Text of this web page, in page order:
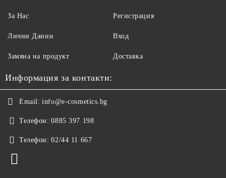
За Нас
Лични Данни
Замяна на продукт
Регистрация
Вход
Доставка
Информация за контакти:
Email: info@e-cosmetics.bg
Телефон: 0885 397 198
Телефон: 02/44 11 667